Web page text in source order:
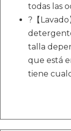
todas las
?【
talla
que está
tiene